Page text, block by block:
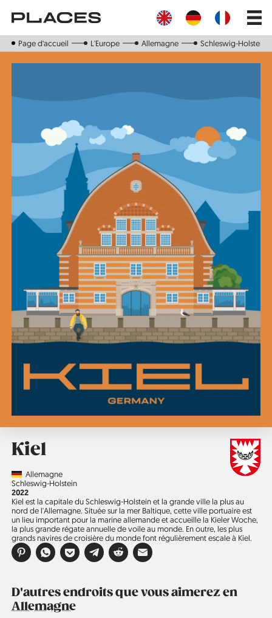
contenu
Main
Page d‘accueil L'Europe Allemagne Schleswig-Holstein
Kiel
CountryAllemagne
Région
Schleswig-Holstein
Année
2022
Kiel est la capitale du Schleswig-Holstein et la grande ville la plus au
nord de l'Allemagne. Située sur la mer Baltique, cette ville portuaire est
un lieu important pour la marine allemande et accueille la Kieler Woche,
la plus grande régate annuelle de voile au monde. En outre, les plus
grands navires de croisière du monde font régulièrement escale à Kiel.
D'autres endroits que vous aimerez en
Allemagne